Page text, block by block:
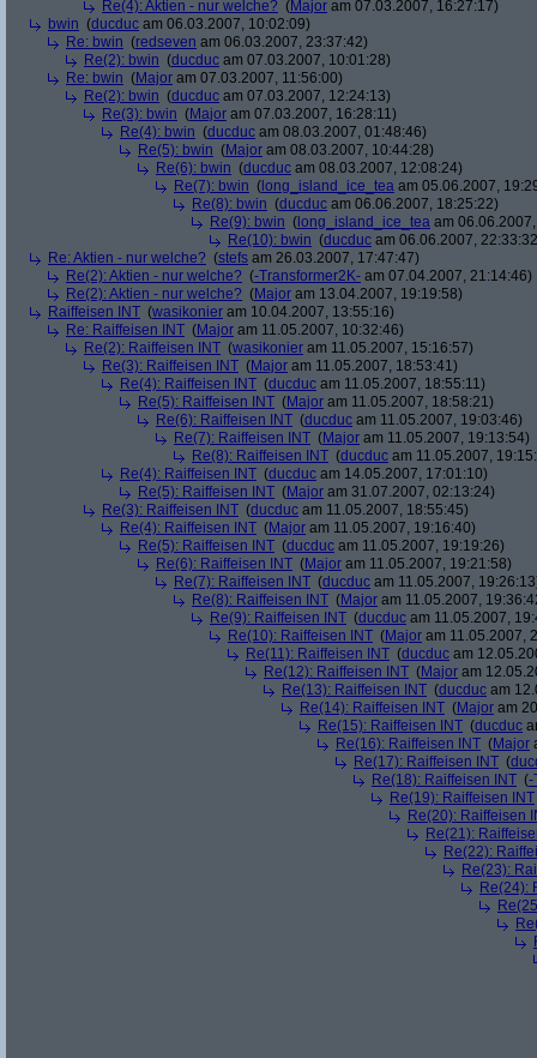
Re(4): Aktien - nur welche? (Major am 07.03.2007, 16:27:17)
bwin (ducduc am 06.03.2007, 10:02:09)
Re: bwin (redseven am 06.03.2007, 23:37:42)
Re(2): bwin (ducduc am 07.03.2007, 10:01:28)
Re: bwin (Major am 07.03.2007, 11:56:00)
Re(2): bwin (ducduc am 07.03.2007, 12:24:13)
Re(3): bwin (Major am 07.03.2007, 16:28:11)
Re(4): bwin (ducduc am 08.03.2007, 01:48:46)
Re(5): bwin (Major am 08.03.2007, 10:44:28)
Re(6): bwin (ducduc am 08.03.2007, 12:08:24)
Re(7): bwin ( long_island_ice_tea am 05.06.2007,
Re(8): bwin (ducduc am 06.06.2007, 18:25:22)
Re(9): bwin ( long_island_ice_tea am
Re(10): bwin (ducduc am 06.06.2007,
Re: Aktien - nur welche? (stefs am 26.03.2007, 17:47:47)
Re(2): Aktien - nur welche? (-Transformer2K- am 07.04.2007, 21:14:46)
Re(2): Aktien - nur welche? (Major am 13.04.2007, 19:19:58)
Raiffeisen INT (wasikonier am 10.04.2007, 13:55:16)
Re: Raiffeisen INT (Major am 11.05.2007, 10:32:46)
Re(2): Raiffeisen INT (wasikonier am 11.05.2007, 15:16:57)
Re(3): Raiffeisen INT (Major am 11.05.2007, 18:53:41)
Re(4): Raiffeisen INT (ducduc am 11.05.2007, 18:55:11)
Re(5): Raiffeisen INT (Major am 11.05.2007, 18:58:21)
Re(6): Raiffeisen INT (ducduc am 11.05.2007, 19:03:46)
Re(7): Raiffeisen INT (Major am 11.05.2007, 19:13:54)
Re(8): Raiffeisen INT (ducduc am 11.05.2007,
Re(4): Raiffeisen INT (ducduc am 14.05.2007, 17:01:10)
Re(5): Raiffeisen INT (Major am 31.07.2007, 02:13:24)
Re(3): Raiffeisen INT (ducduc am 11.05.2007, 18:55:45)
Re(4): Raiffeisen INT (Major am 11.05.2007, 19:16:40)
Re(5): Raiffeisen INT (ducduc am 11.05.2007, 19:19:26)
Re(6): Raiffeisen INT (Major am 11.05.2007, 19:21:58)
Re(7): Raiffeisen INT (ducduc am 11.05.2007,
Re(8): Raiffeisen INT (Major am 11.05.2007,
Re(9): Raiffeisen INT (ducduc am 11.05.2007,
Re(10): Raiffeisen INT (Major am 11.05.2007,
Re(11): Raiffeisen INT (ducduc am
Re(12): Raiffeisen INT (Major am
Re(13): Raiffeisen INT (ducduc am
Re(14): Raiffeisen INT (Major am
Re(15): Raiffeisen INT (ducduc
Re(16): Raiffeisen INT (Major
Re(17): Raiffeisen INT (
Re(18): Raiffeisen INT (-
Re(19): Raiffeisen INT
Re(20): Raiffeisen
Re(21):
Re(22):
Re(23):
Re(24):